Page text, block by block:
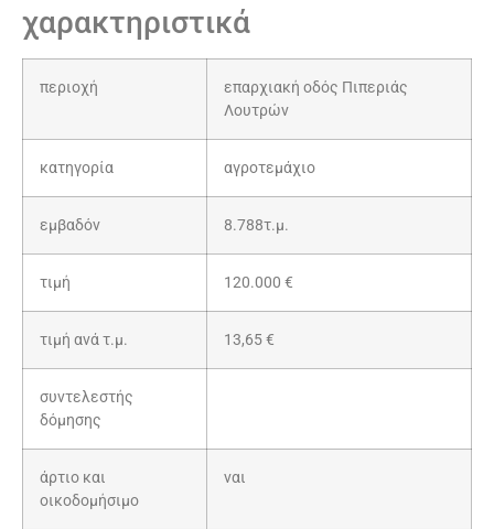
χαρακτηριστικά
περιοχή
επαρχιακή οδός Πιπεριάς
Λουτρών
κατηγορία αγροτεμάχιο
εμβαδόν 8.788τ.μ.
τιμή 120.000 €
τιμή ανά τ.μ. 13,65 €
συντελεστής
δόμησης
άρτιο και
οικοδομήσιμο
ναι